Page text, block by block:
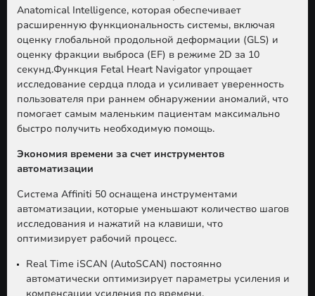
Anatomical Intelligence, которая обеспечивает
расширенную функциональность системы, включая
оценку глобальной продольной деформации (GLS) и
оценку фракции выброса (EF) в режиме 2D за 10
секунд.Функция Fetal Heart Navigator упрощает
исследование сердца плода и усиливает уверенность
пользователя при раннем обнаружении аномалий, что
помогает самым маленьким пациентам максимально
быстро получить необходимую помощь.
Экономия времени за счет инструментов
автоматизации
Система Affiniti 50 оснащена инструментами
автоматизации, которые уменьшают количество шагов
исследования и нажатий на клавиши, что
оптимизирует рабочий процесс.
Real Time iSCAN (AutoSCAN) постоянно
автоматически оптимизирует параметры усиления и